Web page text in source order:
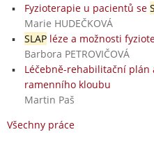
Fyzioterapie u pacientů se
Marie HUDEČKOVÁ
SLAPléze a možnosti
Barbora PETROVIČOVÁ
Léčebně-rehabilitační plán
ramenního kloubu
Martin Paš
Všechny práce